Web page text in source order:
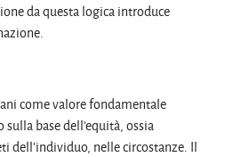
da questa logica introduce
come valore fondamentale
base dell’equità, ossia
dell’individuo, nelle circostanze. Il